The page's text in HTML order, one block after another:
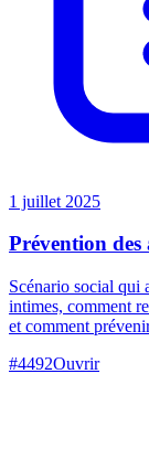
1 juillet 2025
Prévention des
Scénario social qui
intimes, comment
et comment
#4492Ouvrir